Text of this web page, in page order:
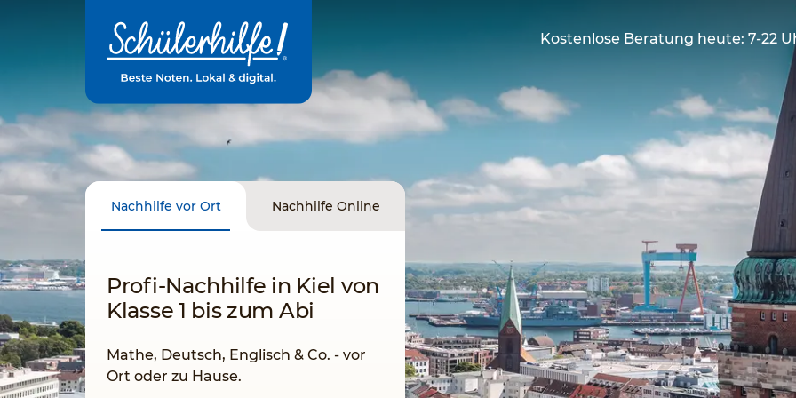
Kostenlose Beratung heute: 7-22
Nachhilfe vor Ort Nachhilfe Online
Profi-Nachhilfe in Kiel von
Klasse 1 bis zum Abi
Mathe, Deutsch, Englisch & Co. - vor
Ort oder zu Hause.